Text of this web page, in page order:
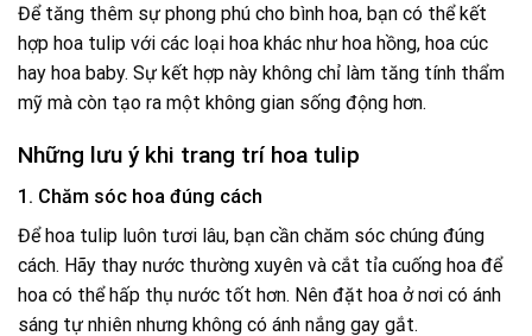
Để tăng thêm sự phong phú cho bình hoa, bạn có thể kết
hợp hoa tulip với các loại hoa khác như hoa hồng, hoa cúc
hay hoa baby. Sự kết hợp này không chỉ làm tăng tính thẩm
mỹ mà còn tạo ra một không gian sống động hơn.
Những lưu ý khi trang trí hoa tulip
1. Chăm sóc hoa đúng cách
Để hoa tulip luôn tươi lâu, bạn cần chăm sóc chúng đúng
cách. Hãy thay nước thường xuyên và cắt tỉa cuống hoa để
hoa có thể hấp thụ nước tốt hơn. Nên đặt hoa ở nơi có ánh
sáng tự nhiên nhưng không có ánh nắng gay gắt.